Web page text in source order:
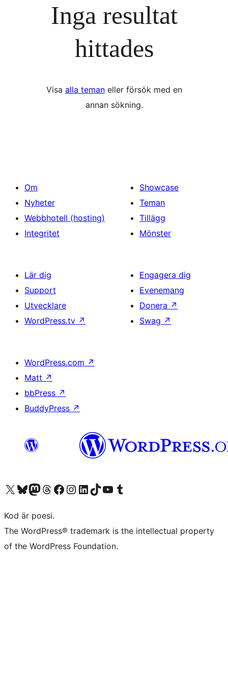
Inga resultat
hittades
Visa alla temaneller försök med en
annan sökning.
Om
Nyheter
Webbhotell (hosting)
Integritet
Showcase
Teman
Tillägg
Mönster
Lär dig
Support
Utvecklare
WordPress.tv ↗
Engagera dig
Evenemang
Donera ↗
Swag ↗
WordPress.com ↗
Matt ↗
bbPress ↗
BuddyPress ↗
Besök vår X-konto (f.d. Twitter)
Besök vårt Bluesky-konto
Besök vårt Mastodon-konto
Besök vårt Thread-konto
Besök vår Facebook-sidaBesök vårt Instagram-konto
Besök vårt LinkedIn-konto
Besök vårt TikTok-konto
Besök vår YouTube-kanalBesök vårt Tumblr-konto
Kod är poesi.
The WordPress® trademark is the intellectual property
of the WordPress Foundation.